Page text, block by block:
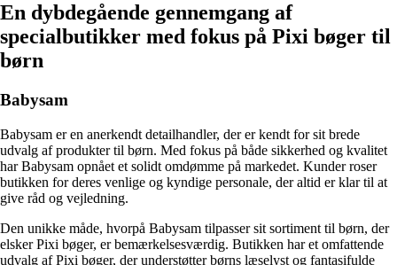
En dybdegående gennemgang af
specialbutikker med fokus på Pixi bøger til
børn
Babysam
Babysam er en anerkendt detailhandler, der er kendt for sit brede
udvalg af produkter til børn. Med fokus på både sikkerhed og kvalitet
har Babysam opnået et solidt omdømme på markedet. Kunder roser
butikken for deres venlige og kyndige personale, der altid er klar til at
give råd og vejledning.
Den unikke måde, hvorpå Babysam tilpasser sit sortiment til børn, der
elsker Pixi bøger, er bemærkelsesværdig. Butikken har et omfattende
udvalg af Pixi bøger, der understøtter børns læselyst og fantasifulde